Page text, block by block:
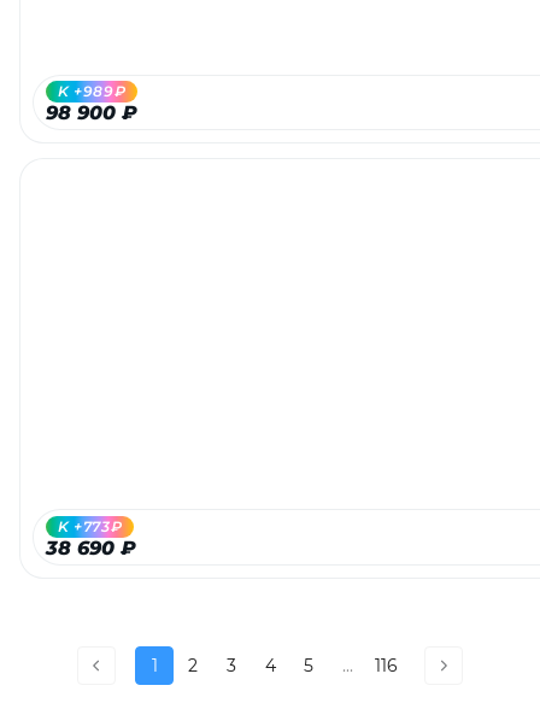
98 900 ₽
K +989₽
38 690 ₽
K +773₽
1 2 3 4 5 ... 116